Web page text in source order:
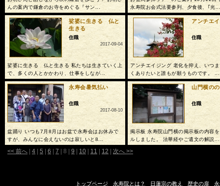
んの案内で鎌倉のお寺をめぐる『サン...
永寿院お会式法要参列、夕食後、｢光...
娑婆に生きる 仏と
生きる
住職
2017-09-04
娑婆に生きる 仏と生きる 私たちは生きていく上
で、多くの人とかかわり、仕事をしなが...
アンチエ
住職
アンチエイジング 老化を抑え、いつ
くありたいと誰もが願うものです。 ...
永寿会暑気払い
住職
2017-08-10
盆踊り いつも7月8月はお盆で永寿会はお休みで
すが、みんなに会えないのは寂しいと8...
山門横の
住職
掲示板 永寿院山門横の掲示板の内容
ルしました。 法華経やご遺文の解説...
<< 前へ 4 5 6 7 8 9 10 11 12 次へ >>
トップページ 永寿院とは？ 日蓮宗の教え 歴史の扉